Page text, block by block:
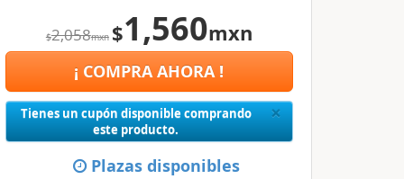
$2,058mxn $1,560mxn
¡ COMPRA AHORA !
×Close
Tienes un cupón disponible comprando
este producto.
Plazas disponibles